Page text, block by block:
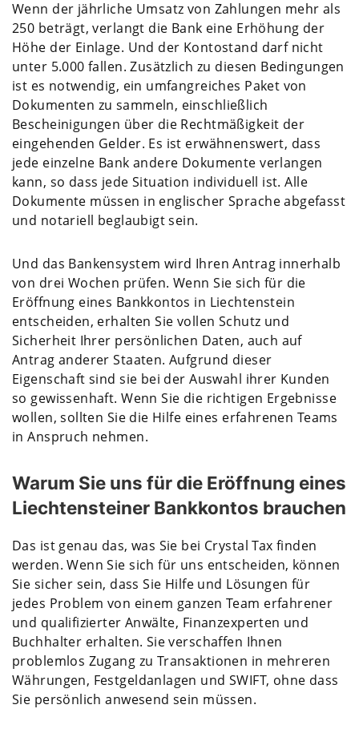
Wenn der jährliche Umsatz von Zahlungen mehr als
250 beträgt, verlangt die Bank eine Erhöhung der
Höhe der Einlage. Und der Kontostand darf nicht
unter 5.000 fallen. Zusätzlich zu diesen Bedingungen
ist es notwendig, ein umfangreiches Paket von
Dokumenten zu sammeln, einschließlich
Bescheinigungen über die Rechtmäßigkeit der
eingehenden Gelder. Es ist erwähnenswert, dass
jede einzelne Bank andere Dokumente verlangen
kann, so dass jede Situation individuell ist. Alle
Dokumente müssen in englischer Sprache abgefasst
und notariell beglaubigt sein.
Und das Bankensystem wird Ihren Antrag innerhalb
von drei Wochen prüfen. Wenn Sie sich für die
Eröffnung eines Bankkontos in Liechtenstein
entscheiden, erhalten Sie vollen Schutz und
Sicherheit Ihrer persönlichen Daten, auch auf
Antrag anderer Staaten. Aufgrund dieser
Eigenschaft sind sie bei der Auswahl ihrer Kunden
so gewissenhaft. Wenn Sie die richtigen Ergebnisse
wollen, sollten Sie die Hilfe eines erfahrenen Teams
in Anspruch nehmen.
Warum Sie uns für die Eröffnung eines
Liechtensteiner Bankkontos brauchen
Das ist genau das, was Sie bei Crystal Tax finden
werden. Wenn Sie sich für uns entscheiden, können
Sie sicher sein, dass Sie Hilfe und Lösungen für
jedes Problem von einem ganzen Team erfahrener
und qualifizierter Anwälte, Finanzexperten und
Buchhalter erhalten. Sie verschaffen Ihnen
problemlos Zugang zu Transaktionen in mehreren
Währungen, Festgeldanlagen und SWIFT, ohne dass
Sie persönlich anwesend sein müssen.